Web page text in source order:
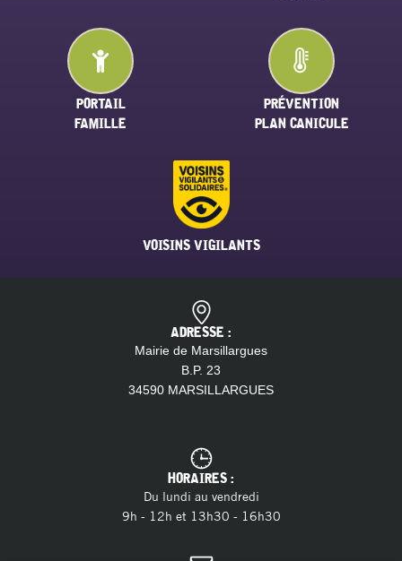
PORTAIL
FAMILLE
PRÉVENTION
PLAN CANICULE
VOISINS VIGILANTS
ADRESSE :
Mairie de Marsillargues
B.P. 23
34590 MARSILLARGUES
HORAIRES :
Du lundi au vendredi
9h - 12h et 13h30 - 16h30